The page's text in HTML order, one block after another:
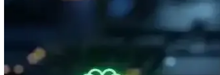
Apple M5 Max çipi, selefine göre tek ve çok çekirdek
Apple'ın Experience Etkinliği: M5 İşlemcili
Apple'ın Experience etkinliği, M5 işlemcili yeni MacBook
sunacak.